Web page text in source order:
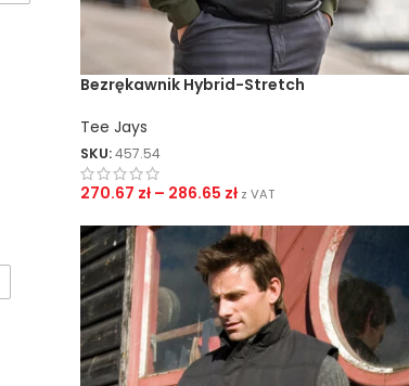
Bezrękawnik Hybrid-Stretch
Tee Jays
SKU:457.54
270.67 zł – 286.65 zł z VAT